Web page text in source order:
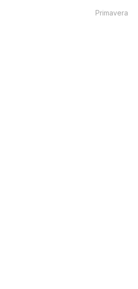
Primavera